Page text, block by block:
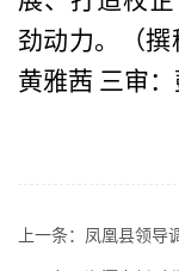
劲动力。
（撰
黄雅茜 三审
上一条： 凤凰县领导